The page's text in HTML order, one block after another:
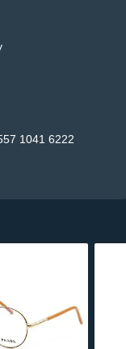
1041 6222